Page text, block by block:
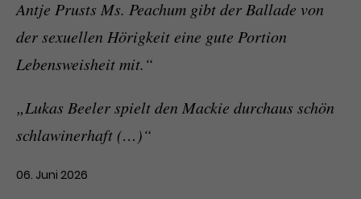
Antje Prusts Ms. Peachum gibt der Ballade von
der sexuellen Hörigkeit eine gute Portion
Lebensweisheit mit.“
„Lukas Beeler spielt den Mackie durchaus schön
schlawinerhaft (…)“
06. Juni 2026